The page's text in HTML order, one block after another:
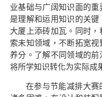
业基础与广阔知识面的
是理解和运用知识的关
大厦上添砖加瓦。同时
索未知领域，不断拓宽
养分。了解不同领域的
将所学知识转化为实际成
在参与节能减排大赛